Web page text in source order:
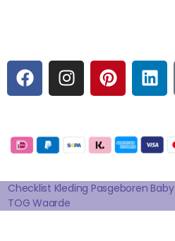
F
A
C
B
O
K
I
N
S
A
A
M
P
I
N
E
R
S
T
L
I
N
E
D
N
Checklist Kleding Pasgeboren Baby
TOG Waarde